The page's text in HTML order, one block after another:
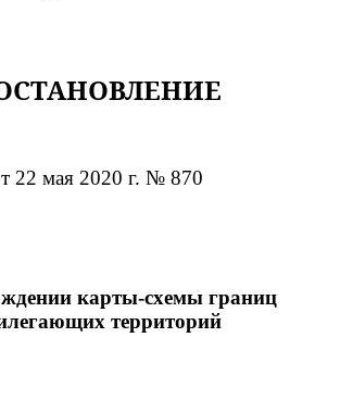
22 мая 2020 г. № 870
карты-схемы границ
территорий